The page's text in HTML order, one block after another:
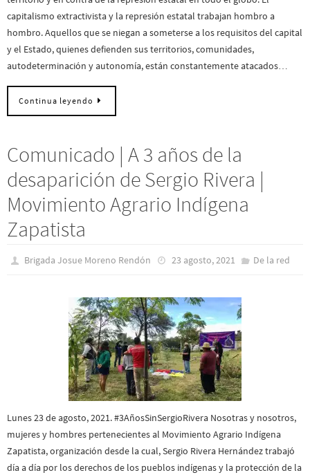
capitalismo extractivista y la represión estatal trabajan hombro a
hombro. Aquellos que se niegan a someterse a los requisitos del capital
y el Estado, quienes defienden sus territorios, comunidades,
autodeterminación y autonomía, están constantemente atacados…
Continua leyendo
Comunicado | A 3 años de la
desaparición de Sergio Rivera |
Movimiento Agrario Indígena
Zapatista
Brigada Josue Moreno Rendón 23 agosto, 2021 De la red
Lunes 23 de agosto, 2021. #3AñosSinSergioRivera Nosotras y nosotros,
mujeres y hombres pertenecientes al Movimiento Agrario Indígena
Zapatista, organización desde la cual, Sergio Rivera Hernández trabajó
día a día por los derechos de los pueblos indígenas y la protección de la